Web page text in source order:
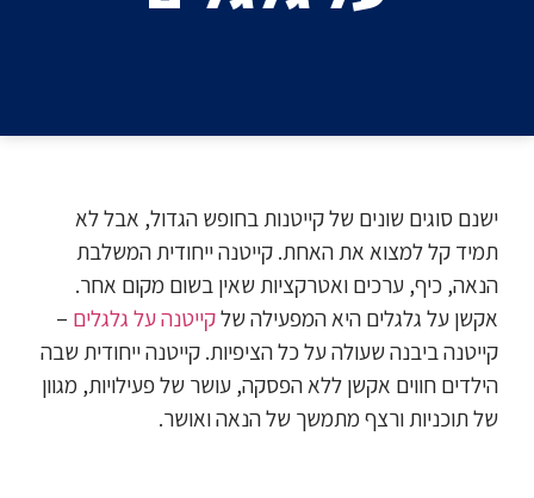
ישנם סוגים שונים של קייטנות בחופש הגדול, אבל לא
תמיד קל למצוא את האחת. קייטנה ייחודית המשלבת
הנאה, כיף, ערכים ואטרקציות שאין בשום מקום אחר.
אקשן על גלגלים היא המפעילה שלקייטנה על גלגלים –
קייטנה ביבנה שעולה על כל הציפיות. קייטנה ייחודית שבה
הילדים חווים אקשן ללא הפסקה, עושר של פעילויות, מגוון
של תוכניות ורצף מתמשך של הנאה ואושר.